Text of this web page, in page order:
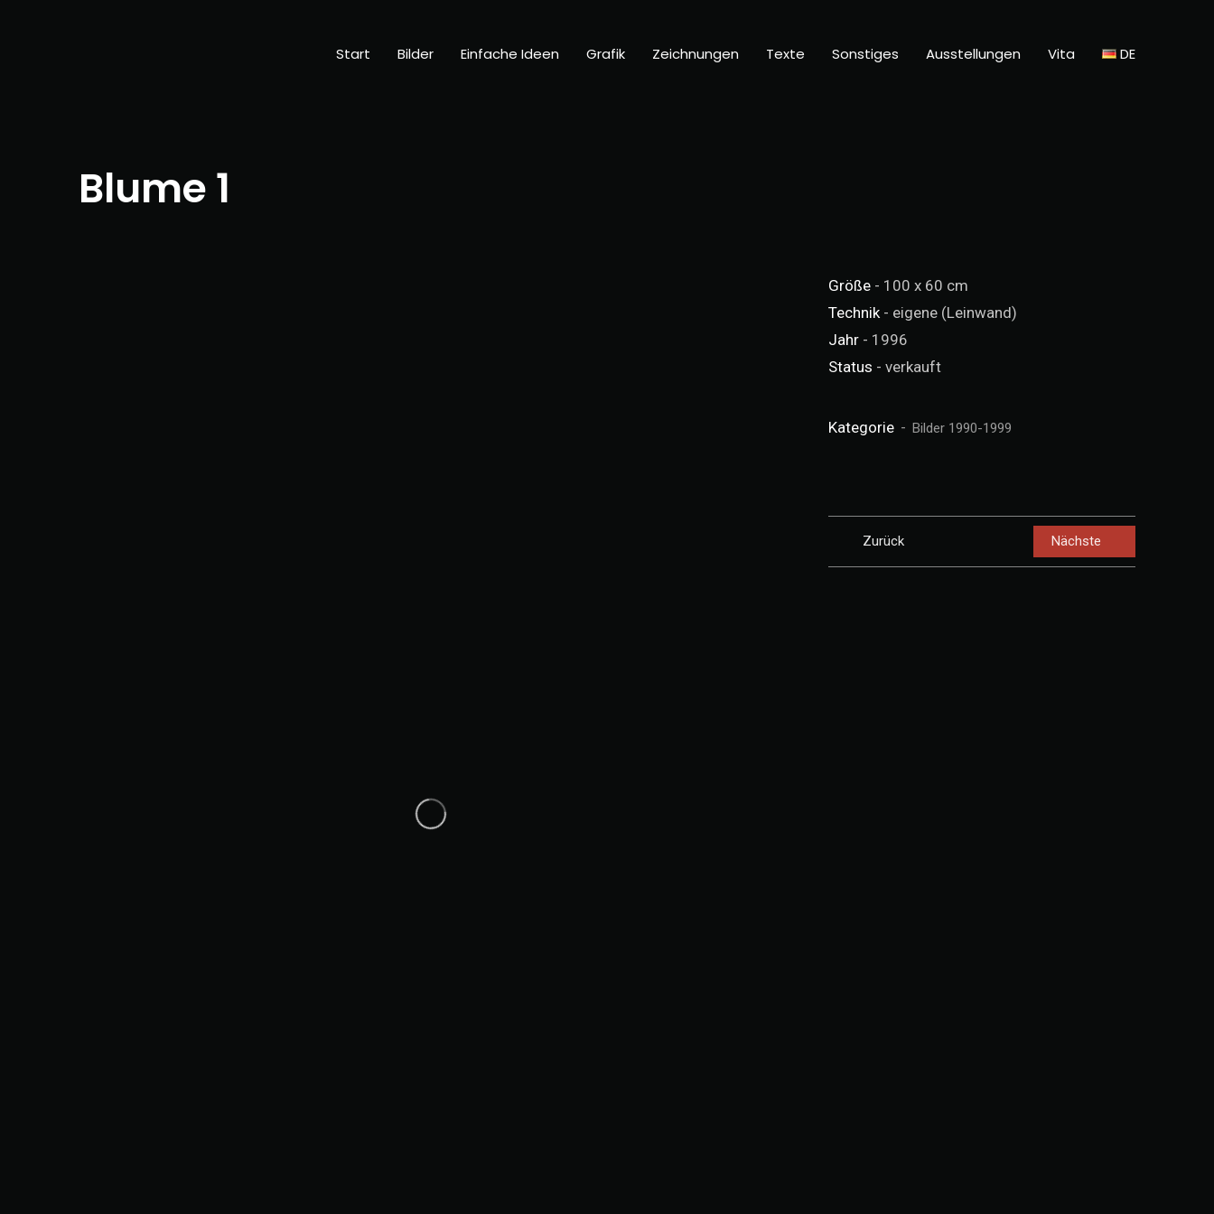
Start Bilder Einfache Ideen Grafik Zeichnungen Texte Sonstiges Ausstellungen Vita DE
Blume 1
Größe - 100 x 60 cm
Technik- eigene (Leinwand)
Jahr - 1996
Status - verkauft
Kategorie Bilder 1990-1999
Zurück Nächste